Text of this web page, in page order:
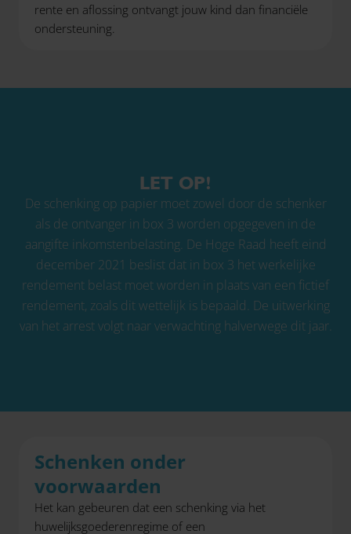
rente en aflossing ontvangt jouw kind dan financiële
ondersteuning.
LET OP!
De schenking op papier moet zowel door de schenker
als de ontvanger in box 3 worden opgegeven in de
aangifte inkomstenbelasting. De Hoge Raad heeft eind
december 2021 beslist dat in box 3 het werkelijke
rendement belast moet worden in plaats van een fictief
rendement, zoals dit wettelijk is bepaald. De uitwerking
van het arrest volgt naar verwachting halverwege dit jaar.
Schenken onder
voorwaarden
Het kan gebeuren dat een schenking via het
huwelijksgoederenregime of een